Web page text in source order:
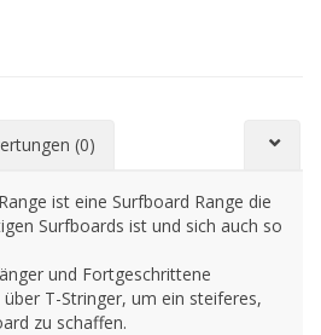
(0)
ist eine Surfboard Range die
Surfboards ist und sich auch so
und Fortgeschrittene
T-Stringer, um ein steiferes,
zu schaffen.